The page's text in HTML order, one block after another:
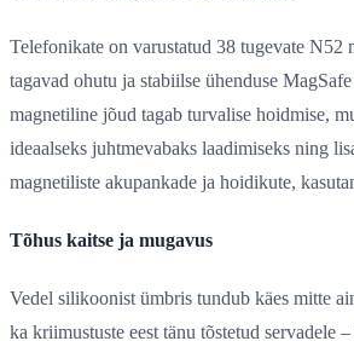
Telefonikate on varustatud 38 tugevate N52
tagavad ohutu ja stabiilse ühenduse
magnetiline jõud tagab turvalise hoidmise,
ideaalseks juhtmevabaks laadimiseks ning
magnetiliste akupankade ja hoidikute,
Tõhus kaitse ja mugavus
Vedel silikoonist ümbris tundub käes mitte
ka kriimustuste eest tänu tõstetud servadele